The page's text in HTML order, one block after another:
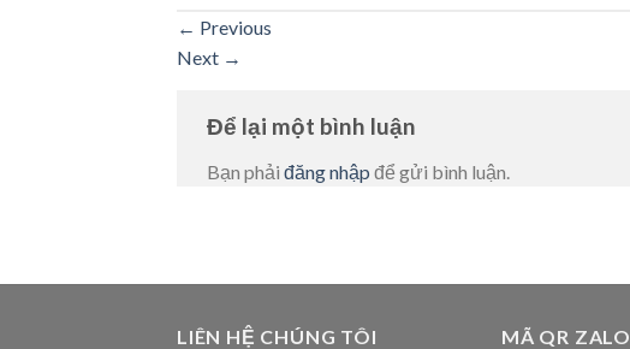
← Previous
Next →
Để lại một bình luận
Bạn phải đăng nhập để gửi bình luận.
LIÊN HỆ CHÚNG TÔI MÃ QR ZALO